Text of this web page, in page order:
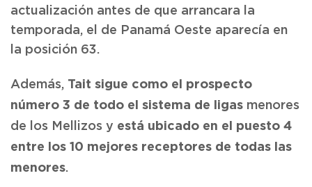
actualización antes de que arrancara la
temporada, el de Panamá Oeste aparecía en
la posición 63.
Además, Tait sigue como el prospecto
número 3 de todo el sistema de ligas menores
de los Mellizos y está ubicado en el puesto 4
entre los 10 mejores receptores de todas las
menores.